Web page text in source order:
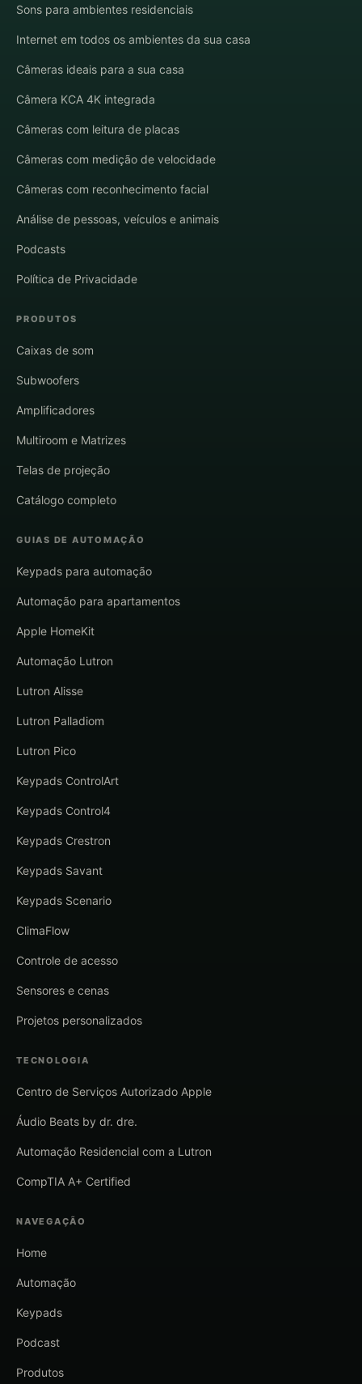
Sons para ambientes residenciais
Internet em todos os ambientes da sua casa
Câmeras ideais para a sua casa
Câmera KCA 4K integrada
Câmeras com leitura de placas
Câmeras com medição de velocidade
Câmeras com reconhecimento facial
Análise de pessoas, veículos e animais
Podcasts
Política de Privacidade
PRODUTOS
Caixas de som
Subwoofers
Amplificadores
Multiroom e Matrizes
Telas de projeção
Catálogo completo
GUIAS DE AUTOMAÇÃO
Keypads para automação
Automação para apartamentos
Apple HomeKit
Automação Lutron
Lutron Alisse
Lutron Palladiom
Lutron Pico
Keypads ControlArt
Keypads Control4
Keypads Crestron
Keypads Savant
Keypads Scenario
ClimaFlow
Controle de acesso
Sensores e cenas
Projetos personalizados
TECNOLOGIA
Centro de Serviços Autorizado Apple
Áudio Beats by dr. dre.
Automação Residencial com a Lutron
CompTIA A+ Certified
NAVEGAÇÃO
Home
Automação
Keypads
Podcast
Produtos